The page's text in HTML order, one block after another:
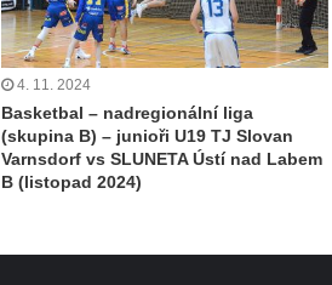
4. 11. 2024
Basketbal – nadregionální liga
(skupina B) – junioři U19 TJ Slovan
Varnsdorf vs SLUNETA Ústí nad Labem
B (listopad 2024)